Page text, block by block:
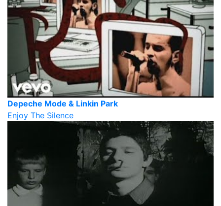
Depeche Mode & Linkin Park
Enjoy The Silence